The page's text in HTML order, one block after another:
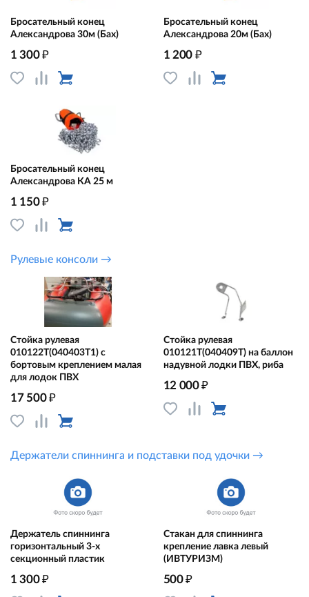
Бросательный конец
Александрова 30м (Бах)
1 300₽
Бросательный конец
Александрова 20м (Бах)
1 200 ₽
Бросательный конец
Александрова КА 25 м
1 150₽
Рулевые консоли →
Стойка рулевая
010122Т(040403T1) с
бортовым креплением малая
для лодок ПВХ
17 500₽
Стойка рулевая
010121Т(040409Т) на баллон
надувной лодки ПВХ, риба
12 000₽
Держатели спиннинга и подставки под удочки →
Держатель спиннинга
горизонтальный 3-х
секционный пластик
1 300₽
Стакан для спиннинга
крепление лавка левый
(ИВТУРИЗМ)
500₽